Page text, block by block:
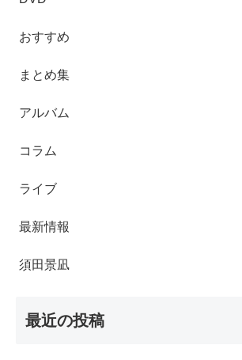
おすすめ
まとめ集
アルバム
コラム
ライブ
最新情報
須田景凪
最近の投稿